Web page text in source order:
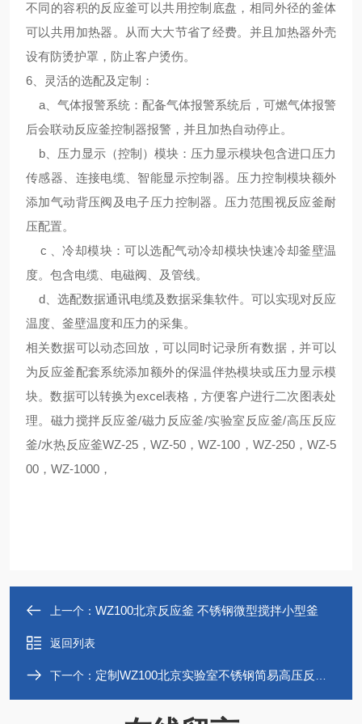
不同的容积的反应釜可以共用控制底盘，相同外径的釜体
可以共用加热器。从而大大节省了经费。并且加热器外壳
设有防烫护罩，防止客户烫伤。
6、
灵活的选配及定制 ：
a、气体报警系统：配备气体报警系统后，可燃气体报警
后会联动反应釜控制器报警，并且加热自动停止。
b、压力显示（控制）模块：压力显示模块包含进口压力
传感器、连接电缆、智能显示控制器。压力控制模块额外
添加气动背压阀及电子压力控制器。压力范围视反应釜耐
压配置。
c 、冷却模块：可以选配气动冷却模块快速冷却釜壁温
度。包含电缆、电磁阀、及管线。
d、选配数据通讯电缆及数据采集软件。可以实现对反应
温度、釜壁温度和压力的采集。
相关数据可以动态回放，可以同时记录所有数据，并可以
为反应釜配套系统添加额外的保温伴热模块或压力显示模
块。数据可以转换为excel表格，方便客户进行二次图表处
理。磁力搅拌反应釜/磁力反应釜/实验室反应釜/高压反应
釜/水热反应釜WZ-25，WZ-50，WZ-100，WZ-250，WZ-5
00，WZ-1000，
上一个： WZ100北京反应釜 不锈钢微型搅拌小型釜
返回列表
下一个： 定制WZ100北京实验室不锈钢简易高压反应釜